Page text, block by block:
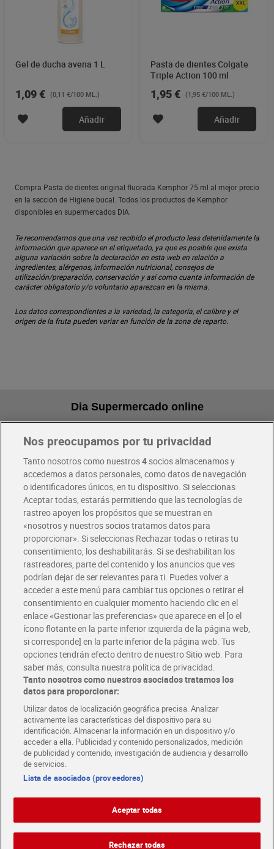
Gel de ducha avena 1 L
1,09 € (0,11 €/100 ML.)
Añadir
Pasta de dientes Colgate
Triple Action 100 ml
1,95 € (1,95 €/100 ML.)
Añadir
Compra Pasta de dientes original fluorada Kemphor 75 ml al mejor precio
en la sección de Higiene bucal. Todos los productos de Kemphor
disponibles en supermercados DIA.
Te recomendamos que una vez recibido el producto leas detenidamente la
información que aparece en el etiquetado, ya que es posible que exista
alguna variación sobre la declaración en esta web en relación a
ingredientes, alérgenos, información nutricional, consejos de
utilización/preparación, conservación y así como cuanta información de
carácter obligatorio y/o voluntario aparezcan en la misma.
Los datos correspondientes a la variedad, la categoría, el calibre y el
origen de la fruta pueden variar en función de la zona de reparto.
Dia Supermercado online
Pide hoy, recibe hoy
Envío gratis por compras superiores a 100€
Envío estandar por 4,99€
Glovo y Uber Eats
Solicita tu factura de Glovo o Uber Eats
Únete al CLUB Dia
Disfruta las ventajas y ofertas exclusivas.
Descárgate la APP Dia
Folletos y Tiendas
Descubre las mejores ofertas y busca tu tienda más cercana
Tarjeta MaX Dia
Te devuelve hasta 8€/mes de tus compras.
¡Solicita tu tarjeta de crédito aquí!
COMER MEJOR CADA DIA
COLABORA CON DIA ABRE TU TIENDA DIA CORPORATE
Nos preocupamos por tu privacidad
Tanto nosotros como nuestros4socios almacenamos y
accedemos a datos personales, como datos de navegación
o identificadores únicos, en tu dispositivo. Si seleccionas
Aceptar todas, estarás permitiendo que las tecnologías de
rastreo apoyen los propósitos que se muestran en
«nosotros y nuestros socios tratamos datos para
proporcionar». Si seleccionas Rechazar todas o retiras tu
consentimiento, los deshabilitarás. Si se deshabilitan los
rastreadores, parte del contenido y los anuncios que ves
podrían dejar de ser relevantes para ti. Puedes volver a
acceder a este menú para cambiar tus opciones o retirar el
consentimiento en cualquier momento haciendo clic en el
enlace «Gestionar las preferencias» que aparece en el [o el
ícono flotante en la parte inferior izquierda de la página web,
si corresponde] en la parte inferior de la página web. Tus
opciones tendrán efecto dentro de nuestro Sitio web. Para
saber más, consulta nuestra política de privacidad.
Tanto nosotros como nuestros asociados tratamos los
datos para proporcionar:
Utilizar datos de localización geográfica precisa. Analizar
activamente las características del dispositivo para su
identificación. Almacenar la información en un dispositivo y/o
acceder a ella. Publicidad y contenido personalizados, medición
de publicidad y contenido, investigación de audiencia y desarrollo
de servicios.
Lista de asociados (proveedores)
Aceptar todas
Rechazar todas